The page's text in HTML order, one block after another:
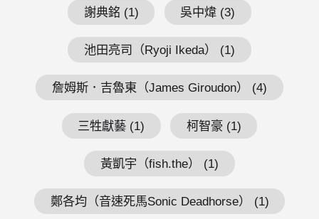
謝典銘 (1) 吳中煒 (3)
池田亮司（Ryoji Ikeda） (1)
詹姆斯．吉魯東（James Giroudon） (4)
三牲獻藝 (1) 柯智豪 (1)
黃凱宇（fish.the） (1)
鄭各均（音速死馬Sonic Deadhorse） (1)